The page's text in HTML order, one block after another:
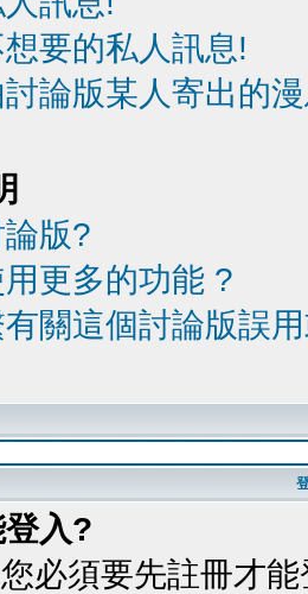
要的私人訊息!
論版某人寄出的
版?
更多的功能 ?
關這個討論版誤
入?
必須要先註冊才